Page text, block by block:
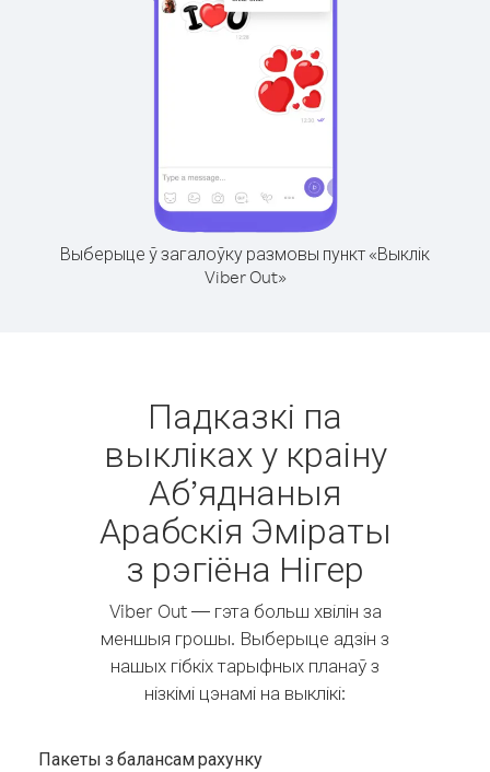
Выберыце ў загалоўку размовы пункт «Выклік
Viber Out»
Падказкі па
выкліках у краіну
Аб’яднаныя
Арабскія Эміраты
з рэгіёна Нігер
Viber Out — гэта больш хвілін за
меншыя грошы. Выберыце адзін з
нашых гібкіх тарыфных планаў з
нізкімі цэнамі на выклікі:
Пакеты з балансам рахунку